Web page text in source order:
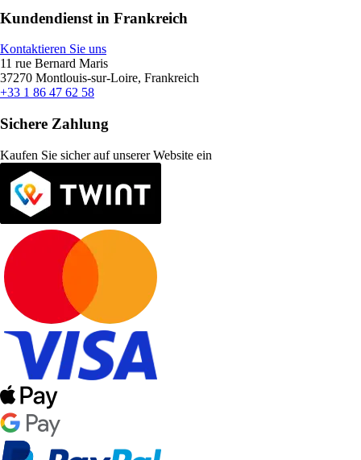
Kundendienst in Frankreich
Kontaktieren Sie uns
11 rue Bernard Maris
37270 Montlouis-sur-Loire, Frankreich
+33 1 86 47 62 58
Sichere Zahlung
Kaufen Sie sicher auf unserer Website ein